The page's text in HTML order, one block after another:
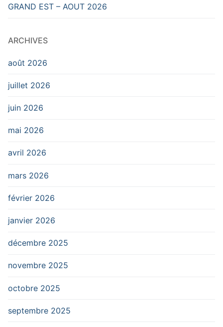
GRAND EST – AOUT 2026
ARCHIVES
août 2026
juillet 2026
juin 2026
mai 2026
avril 2026
mars 2026
février 2026
janvier 2026
décembre 2025
novembre 2025
octobre 2025
septembre 2025